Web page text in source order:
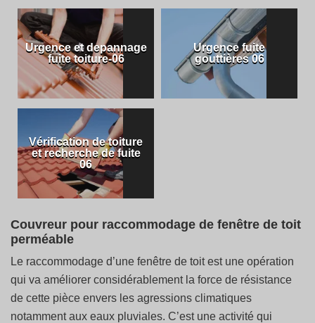
Urgence et depannage
fuite toiture-06
Urgence fuite
gouttières 06
Vérification de toiture
et recherche de fuite
06
Couvreur pour raccommodage de fenêtre de toit
perméable
Le raccommodage d’une fenêtre de toit est une opération
qui va améliorer considérablement la force de résistance
de cette pièce envers les agressions climatiques
notamment aux eaux pluviales. C’est une activité qui